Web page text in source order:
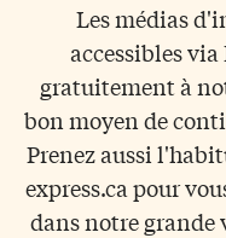
Les médias
accessibles
gratuitement à
bon moyen de
Prenez aussi
express.ca pour
dans notre